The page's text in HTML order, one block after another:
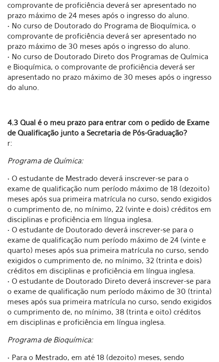
comprovante de proficiência deverá ser apresentado no
prazo máximo de 24 meses após o ingresso do aluno.
• No curso de Doutorado do Programa de Bioquímica, o
comprovante de proficiência deverá ser apresentado no
prazo máximo de 30 meses após o ingresso do aluno.
• No curso de Doutorado Direto dos Programas de Química
e Bioquímica, o comprovante de proficiência deverá ser
apresentado no prazo máximo de 30 meses após o ingresso
do aluno.
4.3 Qual é o meu prazo para entrar com o pedido de Exame
de Qualificação junto a Secretaria de Pós-Graduação?
r:
Programa de Química:
• O estudante de Mestrado deverá inscrever-se para o
exame de qualificação num período máximo de 18 (dezoito)
meses após sua primeira matrícula no curso, sendo exigidos
o cumprimento de, no mínimo, 22 (vinte e dois) créditos em
disciplinas e proficiência em língua inglesa.
• O estudante de Doutorado deverá inscrever-se para o
exame de qualificação num período máximo de 24 (vinte e
quarto) meses após sua primeira matrícula no curso, sendo
exigidos o cumprimento de, no mínimo, 32 (trinta e dois)
créditos em disciplinas e proficiência em língua inglesa.
• O estudante de Doutorado Direto deverá inscrever-se para
o exame de qualificação num período máximo de 30 (trinta)
meses após sua primeira matrícula no curso, sendo exigidos
o cumprimento de, no mínimo, 38 (trinta e oito) créditos
em disciplinas e proficiência em língua inglesa.
Programa de Bioquímica:
• Para o Mestrado, em até 18 (dezoito) meses, sendo